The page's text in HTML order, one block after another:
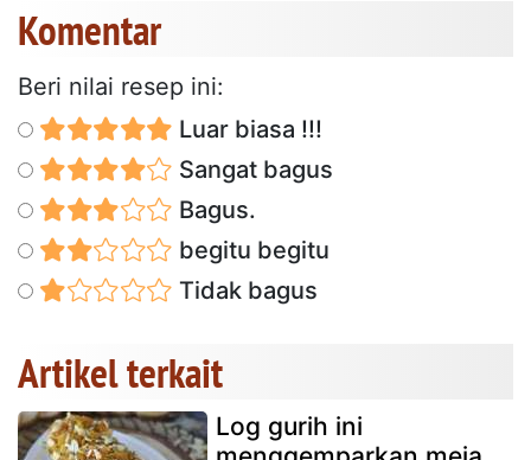
Komentar
Beri nilai resep ini:
Luar biasa !!!
Sangat bagus
Bagus.
begitu begitu
Tidak bagus
Artikel terkait
Log gurih ini